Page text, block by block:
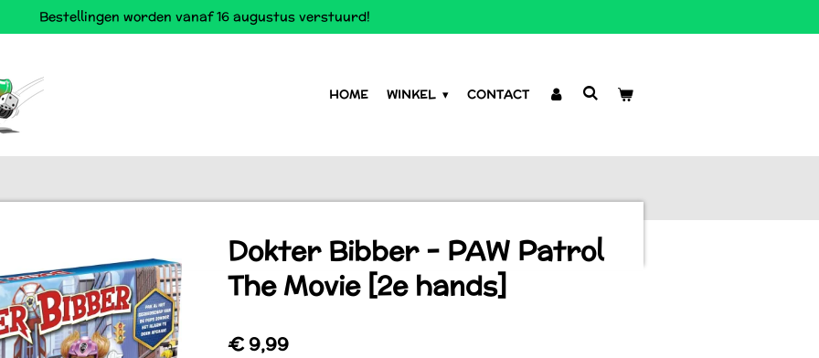
Bestellingen worden vanaf 16 augustus verstuurd!
HOME WINKEL CONTACT
Dokter Bibber - PAW Patrol
The Movie [2e hands]
€ 9,99